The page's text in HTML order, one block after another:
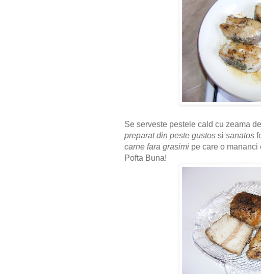
Se serveste pestele cald cu zeama
preparat din peste gustos si sanatos
carne fara grasimi pe care o mananci
Pofta Buna!